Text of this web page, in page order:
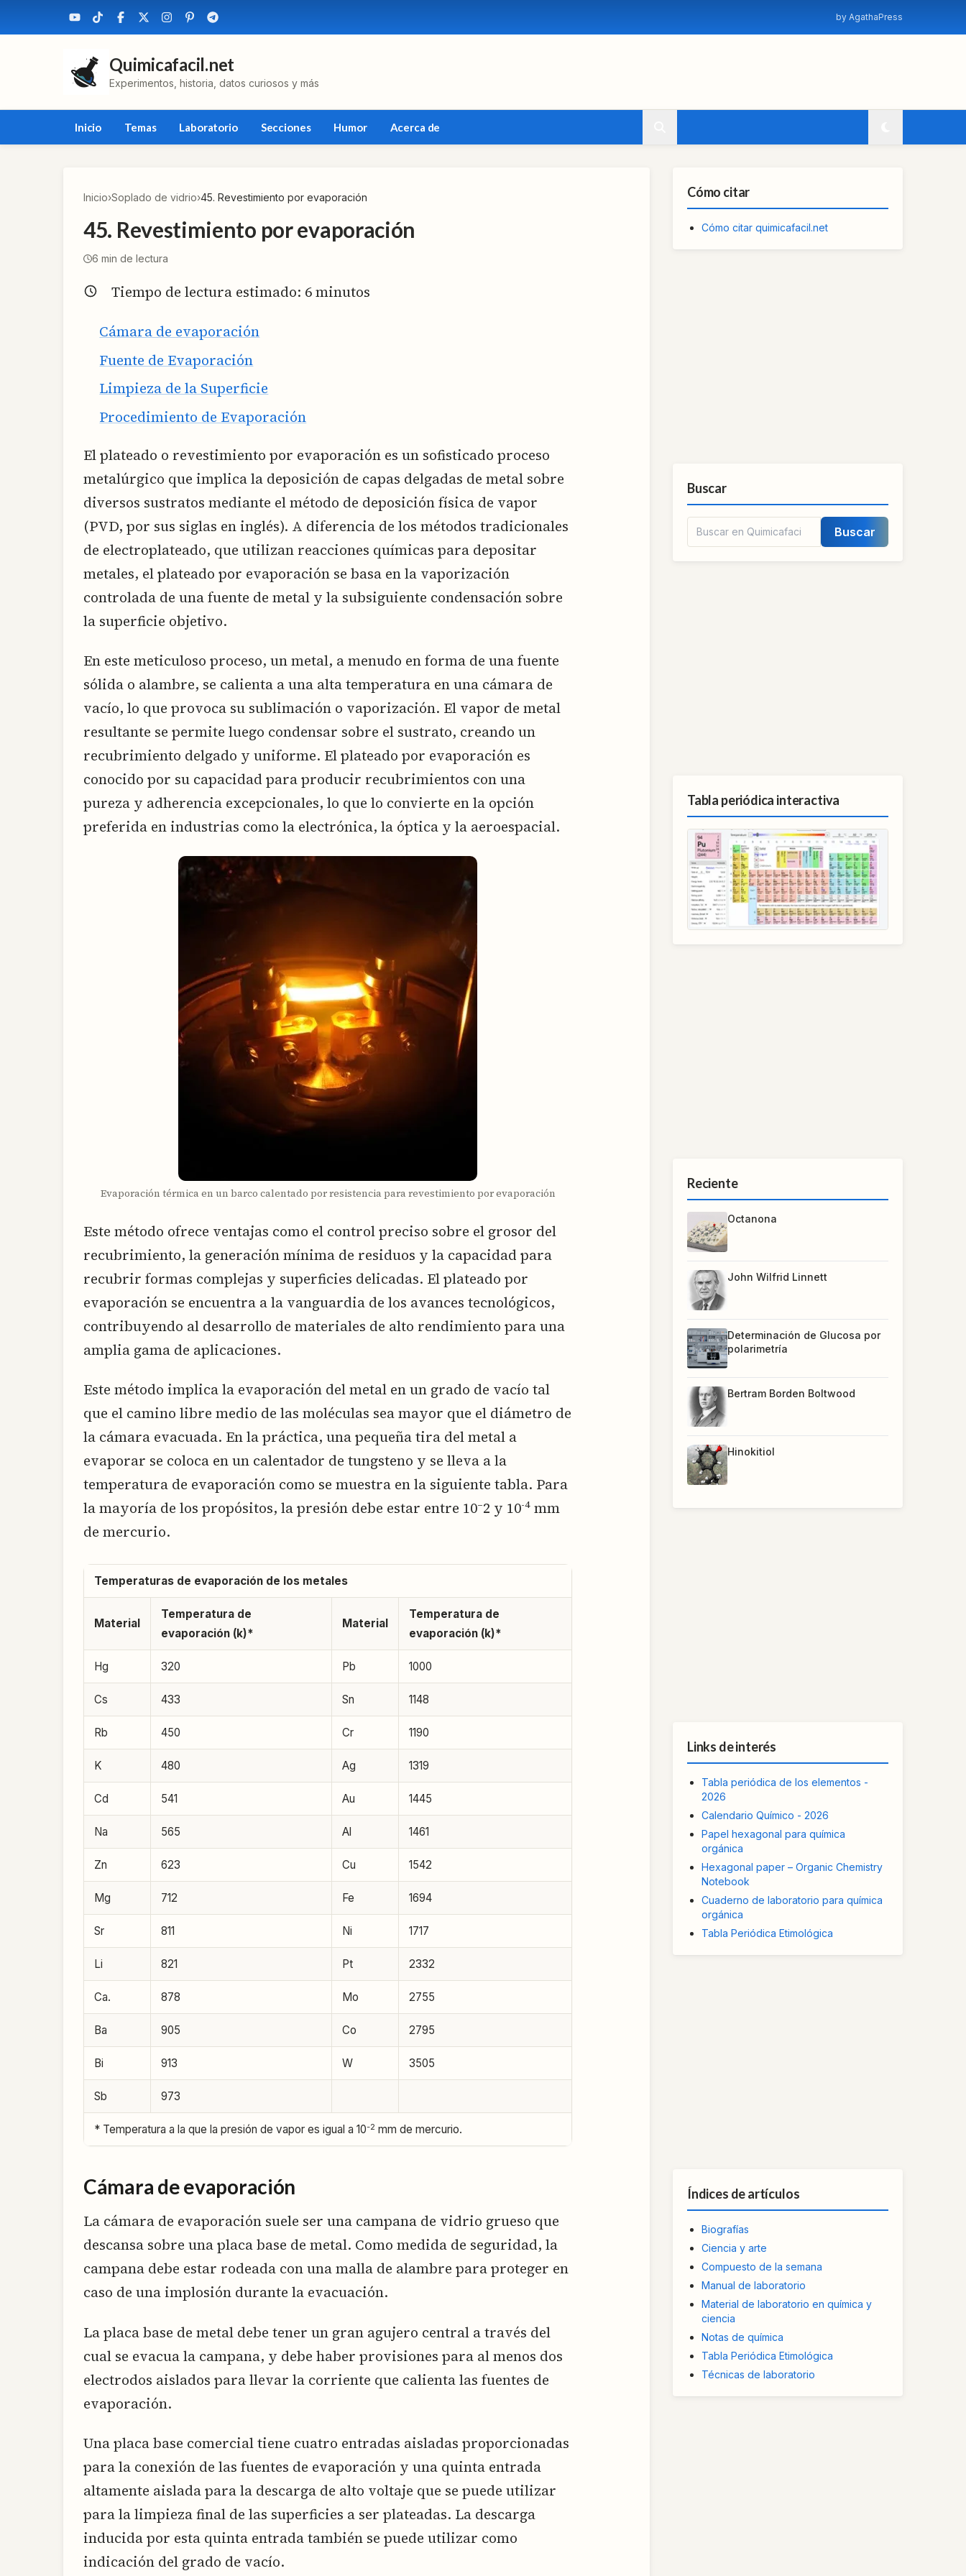
by AgathaPress
Quimicafacil.net
Experimentos, historia, datos curiosos y más
Inicio Temas Laboratorio Secciones Humor Acerca de
Inicio›Soplado de vidrio›45. Revestimiento por evaporación
45. Revestimiento por evaporación
6 min de lectura
Tiempo de lectura estimado: 6minutos
Cámara de evaporación
Fuente de Evaporación
Limpieza de la Superficie
Procedimiento de Evaporación
El plateado o revestimiento por evaporación es un sofisticado proceso
metalúrgico que implica la deposición de capas delgadas de metal sobre
diversos sustratos mediante el método de deposición física de vapor
(PVD, por sus siglas en inglés). A diferencia de los métodos tradicionales
de electroplateado, que utilizan reacciones químicas para depositar
metales, el plateado por evaporación se basa en la vaporización
controlada de una fuente de metal y la subsiguiente condensación sobre
la superficie objetivo.
En este meticuloso proceso, un metal, a menudo en forma de una fuente
sólida o alambre, se calienta a una alta temperatura en una cámara de
vacío, lo que provoca su sublimación o vaporización. El vapor de metal
resultante se permite luego condensar sobre el sustrato, creando un
recubrimiento delgado y uniforme. El plateado por evaporación es
conocido por su capacidad para producir recubrimientos con una
pureza y adherencia excepcionales, lo que lo convierte en la opción
preferida en industrias como la electrónica, la óptica y la aeroespacial.
Evaporación térmica en un barco calentado por resistencia para revestimiento por evaporación
Este método ofrece ventajas como el control preciso sobre el grosor del
recubrimiento, la generación mínima de residuos y la capacidad para
recubrir formas complejas y superficies delicadas. El plateado por
evaporación se encuentra a la vanguardia de los avances tecnológicos,
contribuyendo al desarrollo de materiales de alto rendimiento para una
amplia gama de aplicaciones.
Este método implica la evaporación del metal en un grado de vacío tal
que el camino libre medio de las moléculas sea mayor que el diámetro de
la cámara evacuada. En la práctica, una pequeña tira del metal a
evaporar se coloca en un calentador de tungsteno y se lleva a la
temperatura de evaporación como se muestra en la siguiente tabla. Para
la mayoría de los propósitos, la presión debe estar entre 10–2 y 10-4 mm
de mercurio.
Temperaturas de evaporación de los metales
Material
Temperatura de
evaporación (k)*
Material
Temperatura de
evaporación (k)*
Hg 320 Pb 1000
Cs 433 Sn 1148
Rb 450 Cr 1190
K 480 Ag 1319
Cd 541 Au 1445
Na 565 Al 1461
Zn 623 Cu 1542
Mg 712 Fe 1694
Sr 811 Ni 1717
Li 821 Pt 2332
Ca. 878 Mo 2755
Ba 905 Co 2795
Bi 913 W 3505
Sb 973
* Temperatura a la que la presión de vapor es igual a 10-2 mm de mercurio.
Cámara de evaporación
La cámara de evaporación suele ser una campana de vidrio grueso que
descansa sobre una placa base de metal. Como medida de seguridad, la
campana debe estar rodeada con una malla de alambre para proteger en
caso de una implosión durante la evacuación.
La placa base de metal debe tener un gran agujero central a través del
cual se evacua la campana, y debe haber provisiones para al menos dos
electrodos aislados para llevar la corriente que calienta las fuentes de
evaporación.
Una placa base comercial tiene cuatro entradas aisladas proporcionadas
para la conexión de las fuentes de evaporación y una quinta entrada
altamente aislada para la descarga de alto voltaje que se puede utilizar
para la limpieza final de las superficies a ser plateadas. La descarga
inducida por esta quinta entrada también se puede utilizar como
indicación del grado de vacío.
Cómo citar
Cómo citar quimicafacil.net
Buscar
Buscar
Tabla periódica interactiva
Reciente
Octanona
John Wilfrid Linnett
Determinación de Glucosa por
polarimetría
Bertram Borden Boltwood
Hinokitiol
Links de interés
Tabla periódica de los elementos -
2026
Calendario Químico - 2026
Papel hexagonal para química
orgánica
Hexagonal paper – Organic Chemistry
Notebook
Cuaderno de laboratorio para química
orgánica
Tabla Periódica Etimológica
Índices de artículos
Biografías
Ciencia y arte
Compuesto de la semana
Manual de laboratorio
Material de laboratorio en química y
ciencia
Notas de química
Tabla Periódica Etimológica
Técnicas de laboratorio